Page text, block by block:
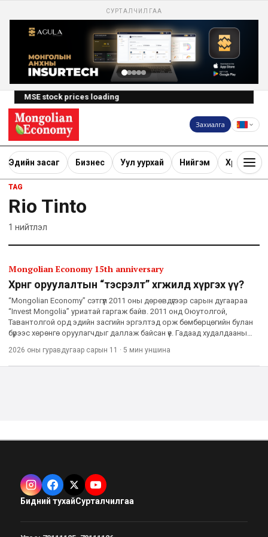
СУРТАЛЧИЛГАА
MSE stock prices loading
Захиалга
Эдийн засаг Бизнес Уул уурхай Нийгэм Хөрөнгө
TAG
Rio Tinto
1 нийтлэл
Mongolian Economy 15th anniversary
Хөрөнгө оруулалтын “тэсрэлт” хөгжилд хүргэх үү?
“Mongolian Economy” сэтгүүл 2011 оны дөрөвдүгээр сарын дугаараа
“Invest Mongolia” уриатай гаргаж байв. 2011 онд Оюутолгой,
Тавантолгой орд эдийн засгийн эргэлтэд орж бөмбөрцөгийн булан
бүрээс хөрөнгө оруулагчдыг даллаж байсан үе. Гадаад худалдааны
2026 оны гуравдугаар сарын 11 · 5 мин уншина
Бидний тухайСурталчилгаа